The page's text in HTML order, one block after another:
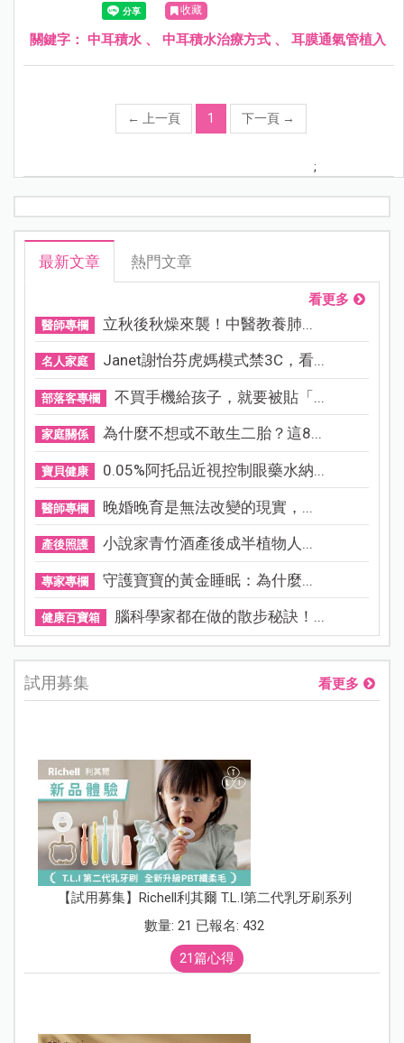
發展造成影響。
收藏
關鍵字： 中耳積水 、 中耳積水治療方式 、 耳膜通氣管植入
← 上一頁 1 下一頁 →
;
最新文章 熱門文章
看更多
醫師專欄 立秋後秋燥來襲！中醫教養肺...
名人家庭 Janet謝怡芬虎媽模式禁3C，看...
部落客專欄 不買手機給孩子，就要被貼「...
家庭關係 為什麼不想或不敢生二胎？這8...
寶貝健康 0.05%阿托品近視控制眼藥水納...
醫師專欄 晚婚晚育是無法改變的現實，...
產後照護 小說家青竹酒產後成半植物人...
專家專欄 守護寶寶的黃金睡眠：為什麼...
健康百寶箱 腦科學家都在做的散步秘訣！...
試用募集 看更多
【試用募集】Richell利其爾 T.L.I第二代乳牙刷系列
數量: 21 已報名: 432
21篇心得